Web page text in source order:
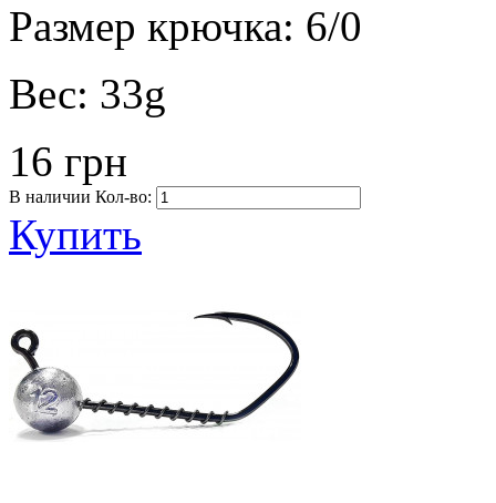
Размер крючка: 6/0
Вес: 33g
16 грн
В наличии Кол-во:
Купить